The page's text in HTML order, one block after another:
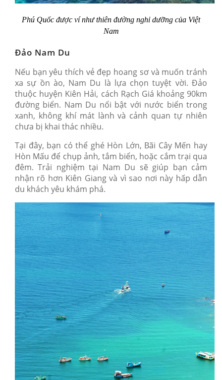
Phú Quốc được ví như thiên đường nghỉ dưỡng của Việt
Nam
Đảo Nam Du
Nếu bạn yêu thích vẻ đẹp hoang sơ và muốn tránh
xa sự ồn ào, Nam Du là lựa chọn tuyệt vời. Đảo
thuộc huyện Kiên Hải, cách Rạch Giá khoảng 90km
đường biển. Nam Du nổi bật với nước biển trong
xanh, không khí mát lành và cảnh quan tự nhiên
chưa bị khai thác nhiều.
Tại đây, bạn có thể ghé Hòn Lớn, Bãi Cây Mến hay
Hòn Mấu để chụp ảnh, tắm biển, hoặc cắm trại qua
đêm. Trải nghiệm tại Nam Du sẽ giúp bạn cảm
nhận rõ hơn Kiên Giang và vì sao nơi này hấp dẫn
du khách yêu khám phá.